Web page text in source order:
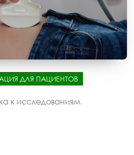
ДЛЯ ПАЦИЕНТОВ
к исследованиям